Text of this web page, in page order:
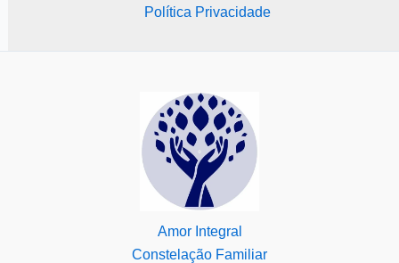
Política Privacidade
Amor Integral
Constelação Familiar